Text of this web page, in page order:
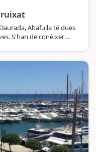
Altafulla té dues
S'han de conèixer